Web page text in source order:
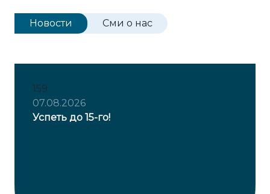
Новости Сми о нас
159
07.08.2026
Успеть до 15-го!